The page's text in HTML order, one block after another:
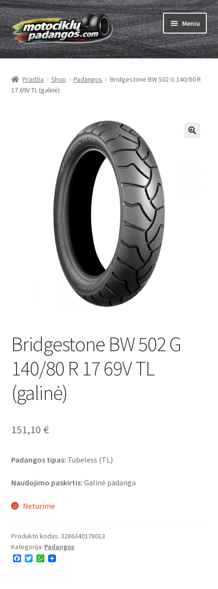
Pereiti
prie
meniu
Pereiti
prie
turinio
Meniu
Padangos
menu
Kameros
menu
Pradžia Shop Padangos
Bridgestone BW 502 G 140/80 R
17 69V TL (galinė)
Bridgestone BW 502 G
140/80 R 17 69V TL
(galinė)
151,10 €
Padangos tipas: Tubeless (TL)
Naudojimo paskirtis: Galinė padanga
Neturime
Produkto kodas: 3286340178013
Kategorija: Padangos
F
T
W